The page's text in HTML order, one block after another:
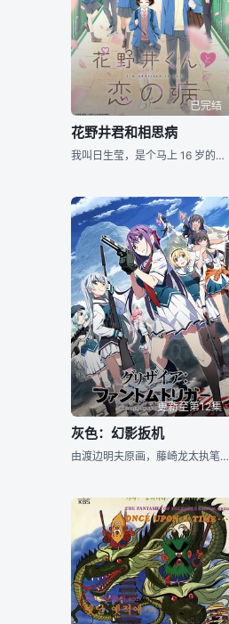
已完结
花野井君和相思病
我叫日生莹，是个马上 16 岁的高中生。我一直以为我这一生注定如此平凡，但是也...
更新至第12集
灰色：幻影扳机
由渡边明夫原画，藤崎龙太执笔的Frontwing灰色系列最新作品《#灰色：幻影扳机#》宣布TV动画化。 &nbsp; &nbsp; &nbsp; &nbsp; &nbsp; &nbsp; &nbsp;